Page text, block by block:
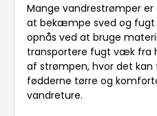
Mange vandrestrømper
at bekæmpe sved og fugt
opnås ved at bruge
transportere fugt væk fra
af strømpen, hvor det
fødderne tørre og
vandreture.